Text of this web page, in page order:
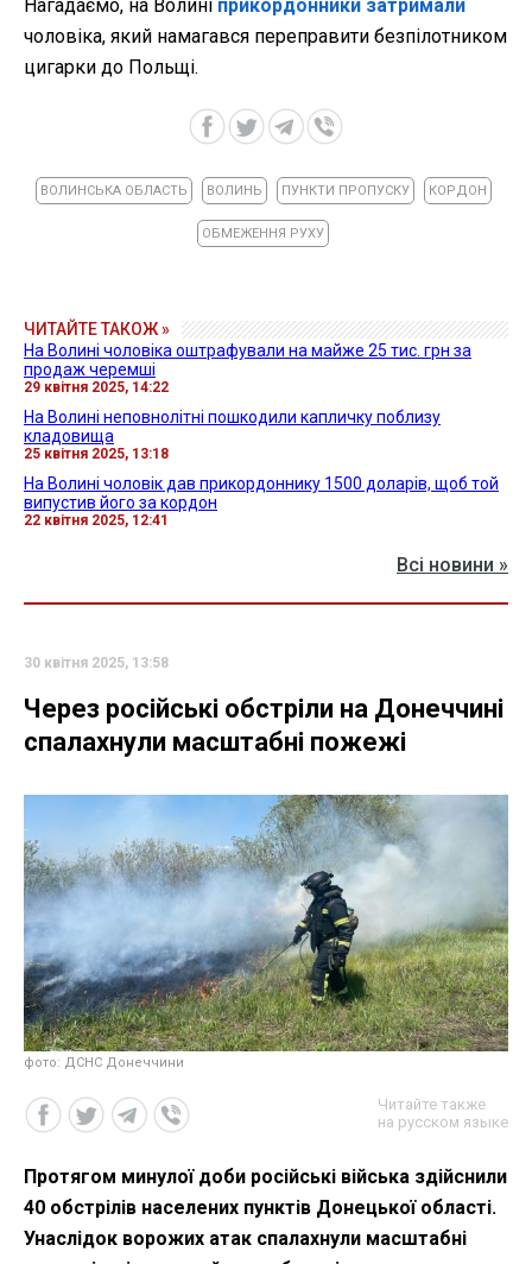
Нагадаємо, на Волині прикордонники затримали
чоловіка, який намагався переправити безпілотником
цигарки до Польщі.
ВОЛИНСЬКА ОБЛАСТЬ ВОЛИНЬ ПУНКТИ ПРОПУСКУ КОРДОН
ОБМЕЖЕННЯ РУХУ
ЧИТАЙТЕ ТАКОЖ »
На Волині чоловіка оштрафували на майже 25 тис. грн за
продаж черемші
29 квітня 2025, 14:22
На Волині неповнолітні пошкодили капличку поблизу
кладовища
25 квітня 2025, 13:18
На Волині чоловік дав прикордоннику 1500 доларів, щоб той
випустив його за кордон
22 квітня 2025, 12:41
Всі новини »
30 квітня 2025, 13:58
Через російські обстріли на Донеччині
спалахнули масштабні пожежі
фото: ДСНС Донеччини
Читайте также
на русском языке
Протягом минулої доби російські війська здійснили
40 обстрілів населених пунктів Донецької області.
Унаслідок ворожих атак спалахнули масштабні